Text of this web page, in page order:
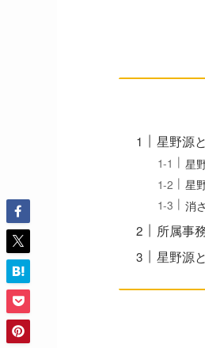
星野源
星
星
消
所属事
星野源